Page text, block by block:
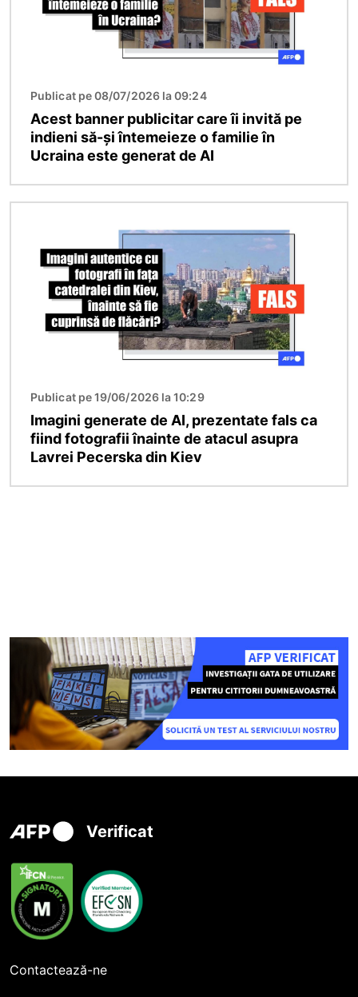
Publicat pe 08/07/2026 la 09:24
Acest banner publicitar care îi invită pe
indieni să-și întemeieze o familie în
Ucraina este generat de AI
Publicat pe 19/06/2026 la 10:29
Imagini generate de AI, prezentate fals ca
fiind fotografii înainte de atacul asupra
Lavrei Pecerska din Kiev
Verificat
Contactează-ne